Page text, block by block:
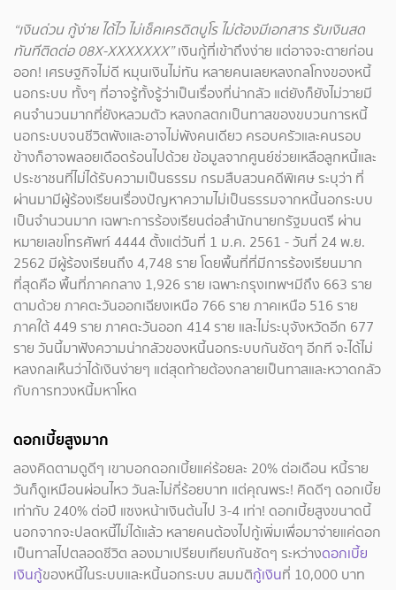
“เงินด่วน กู้ง่าย ได้ไว ไม่เช็คเครดิตบูโร ไม่ต้องมีเอกสาร รับเงินสด
ทันทีติดต่อ 08X-XXXXXXX”เงินกู้ที่เข้าถึงง่าย แต่อาจจะตายก่อน
ออก! เศรษฐกิจไม่ดี หมุนเงินไม่ทัน หลายคนเลยหลงกลโกงของหนี้
นอกระบบ ทั้งๆ ที่อาจรู้ทั้งรู้ว่าเป็นเรื่องที่น่ากลัว แต่ยังก็ยังไม่วายมี
คนจำนวนมากที่ยังหลวมตัว หลงกลตกเป็นทาสของขบวนการหนี้
นอกระบบจนชีวิตพังและอาจไม่พังคนเดียว ครอบครัวและคนรอบ
ข้างก็อาจพลอยเดือดร้อนไปด้วย ข้อมูลจากศูนย์ช่วยเหลือลูกหนี้และ
ประชาชนที่ไม่ได้รับความเป็นธรรม กรมสืบสวนคดีพิเศษ ระบุว่า ที่
ผ่านมามีผู้ร้องเรียนเรื่องปัญหาความไม่เป็นธรรมจากหนี้นอกระบบ
เป็นจำนวนมาก เฉพาะการร้องเรียนต่อสำนักนายกรัฐมนตรี ผ่าน
หมายเลขโทรศัพท์ 4444 ตั้งแต่วันที่ 1 ม.ค. 2561 - วันที่ 24 พ.ย.
2562 มีผู้ร้องเรียนถึง 4,748 ราย โดยพื้นที่ที่มีการร้องเรียนมาก
ที่สุดคือ พื้นที่ภาคกลาง 1,926 ราย เฉพาะกรุงเทพฯมีถึง 663 ราย
ตามด้วย ภาคตะวันออกเฉียงเหนือ 766 ราย ภาคเหนือ 516 ราย
ภาคใต้ 449 ราย ภาคตะวันออก 414 ราย และไม่ระบุจังหวัดอีก 677
ราย วันนี้มาฟังความน่ากลัวของหนี้นอกระบบกันชัดๆ อีกที จะได้ไม่
หลงกลเห็นว่าได้เงินง่ายๆ แต่สุดท้ายต้องกลายเป็นทาสและหวาดกลัว
กับการทวงหนี้มหาโหด
ดอกเบี้ยสูงมาก
ลองคิดตามดูดีๆ เขาบอกดอกเบี้ยแค่ร้อยละ 20% ต่อเดือน หนี้ราย
วันก็ดูเหมือนผ่อนไหว วันละไม่กี่ร้อยบาท แต่คุณพระ! คิดดีๆ ดอกเบี้ย
เท่ากับ 240% ต่อปี แซงหน้าเงินต้นไป 3-4 เท่า! ดอกเบี้ยสูงขนาดนี้
นอกจากจะปลดหนี้ไม่ได้แล้ว หลายคนต้องไปกู้เพิ่มเพื่อมาจ่ายแค่ดอก
เป็นทาสไปตลอดชีวิต ลองมาเปรียบเทียบกันชัดๆ ระหว่างดอกเบี้ย
เงินกู้ของหนี้ในระบบและหนี้นอกระบบ สมมติกู้เงินที่ 10,000 บาท